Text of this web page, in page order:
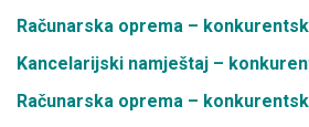
Računarska oprema –
Kancelarijski namještaj –
Računarska oprema –